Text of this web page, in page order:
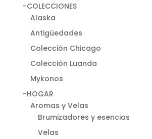
-COLECCIONES
Alaska
Antigüedades
Colección Chicago
Colección Luanda
Mykonos
-HOGAR
Aromas y Velas
Brumizadores y esencias
Velas